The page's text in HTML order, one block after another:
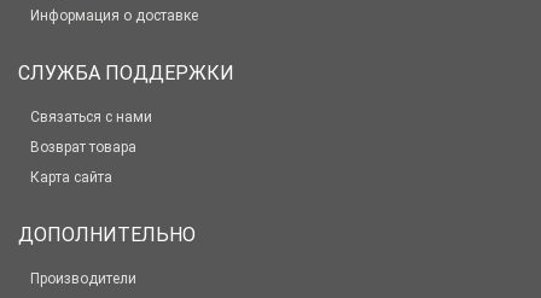
Информация о доставке
СЛУЖБА ПОДДЕРЖКИ
Связаться с нами
Возврат товара
Карта сайта
ДОПОЛНИТЕЛЬНО
Производители